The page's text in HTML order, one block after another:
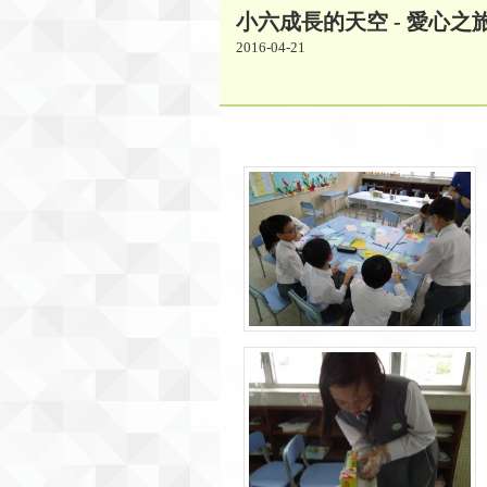
小六成長的天空 - 愛心之
2016-04-21